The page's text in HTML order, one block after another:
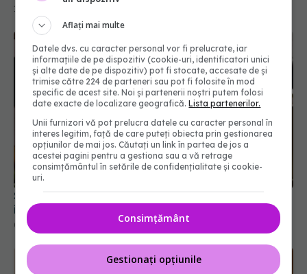
13 iul 2026, 17:24
Sindromul inimii frânte, boala care mimează un
infarct
03 mar 2026, 09:30
Aflați mai multe
Datele dvs. cu caracter personal vor fi prelucrate, iar
informațiile de pe dispozitiv (cookie-uri, identificatori unici
și alte date de pe dispozitiv) pot fi stocate, accesate de și
trimise către 224 de parteneri sau pot fi folosite în mod
specific de acest site. Noi și partenerii noștri putem folosi
date exacte de localizare geografică.Lista partenerilor.
Unii furnizori vă pot prelucra datele cu caracter personal în
interes legitim, față de care puteți obiecta prin gestionarea
opțiunilor de mai jos. Căutați un link în partea de jos a
acestei pagini pentru a gestiona sau a vă retrage
consimțământul în setările de confidențialitate și cookie-
uri.
Consimțământ
Gestionați opțiunile